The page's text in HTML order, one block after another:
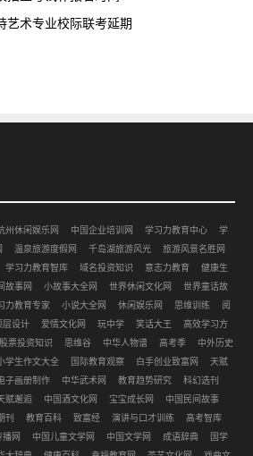
艺术专业校际联考延期
州休闲娱乐网 中国企业培训网 学习力教育中心
学
温泉旅游度假网 千岛湖旅游风光
旅游风景名胜网
学习力教育智库 域名投资知识 意志力教育
健康生
故事网 小故事大全网 世界休闲文化网
世界童话故
力教育专家 小说大全网 休闲娱乐网 思维训练
阅
层设计 爱情文化网 玩中学 笑话大王
高效学习方
股票投资知识 思维谷 中华人物谱 高考季
中外历史
学生作文大全 国际教育观察 白手创业致富网
天赋
子画册制作 中华武术网 教育趋势研究
科幻选刊
赋邂逅 中国酒文化网 宝宝成长网
中国民间故事
刊 教育百科 致富经 演讲与口才训练
高考智库
播网 中国儿童文学网 中国文学网 成语辞典
国学